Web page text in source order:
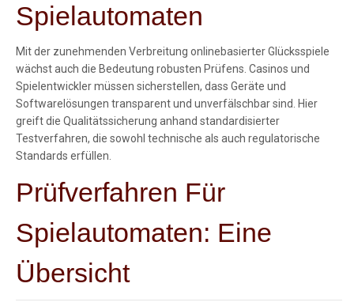
Spielautomaten
Mit der zunehmenden Verbreitung onlinebasierter Glücksspiele
wächst auch die Bedeutung robusten Prüfens. Casinos und
Spielentwickler müssen sicherstellen, dass Geräte und
Softwarelösungen transparent und unverfälschbar sind. Hier
greift die Qualitätssicherung anhand standardisierter
Testverfahren, die sowohl technische als auch regulatorische
Standards erfüllen.
Prüfverfahren Für
Spielautomaten: Eine
Übersicht